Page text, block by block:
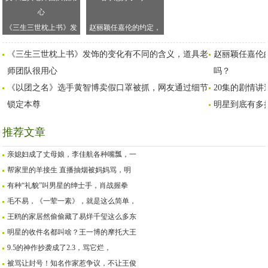
《三生三世枕上书》发
饰的变化有不同的含
义，道具老师团队很用
心
赵丽颖任嘉伦的约定，
2020年能排上吗？名字
想好了吗？
《三生三世枕上书》发饰的变化有不同的含义，道具老
师团队很用心
赵丽颖任嘉伦
吗？
《以团之名》选手黄智博卖假口罩被抓，网友通过细节
锁定本尊
20集的剧情讲
明星到底有多
推荐文章
亲媳妇成了丈母娘，李佳航各种嘴瓢，一
帮家里的羊接生 直播抽烟被妈妈骂，明
有种“礼貌”叫男星的绅士手，肖战握拳
毛不易，《一荤一素》，就是这么简单，
王鸥的家居然偷偷藏了易烊千玺这么多东
明星的收件名都叫啥？王一博的摩托大王
9.5的神作抄袭成了2.3，骂它烂，
被骂让封号！知名作家惹争议，不让王俊